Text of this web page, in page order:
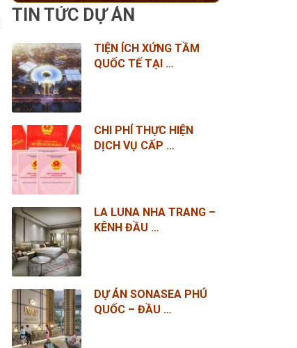
TIN TỨC DỰ ÁN
TIỆN ÍCH XỨNG TẦM
QUỐC TẾ TẠI …
CHI PHÍ THỰC HIỆN
DỊCH VỤ CẤP …
LA LUNA NHA TRANG –
KÊNH ĐẦU …
DỰ ÁN SONASEA PHÚ
QUỐC – ĐẦU …